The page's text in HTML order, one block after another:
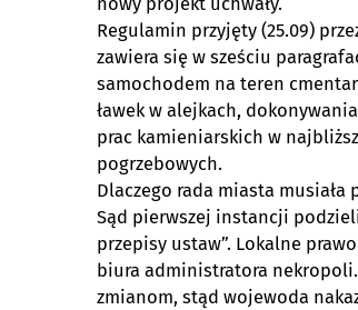
Regulamin przyjęty (25.09)
zawiera się w sześciu
samochodem na teren
ławek w alejkach,
prac kamieniarskich w
pogrzebowych.
Dlaczego rada miasta musiała
Sąd pierwszej instancji
przepisy ustaw”. Lokalne
biura administratora
zmianom, stąd wojewoda